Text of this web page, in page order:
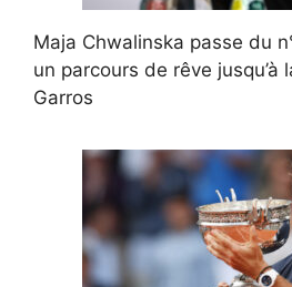
Maja Chwalinska passe du
un parcours de rêve jusqu’à
Garros